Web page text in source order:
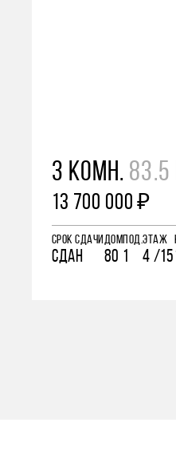
3 КОМН. 83.5
13 700 000 ₽
СРОК СДАЧИ
СДАН
ДОМ
80
ПОД.
1
ЭТАЖ
4 /15